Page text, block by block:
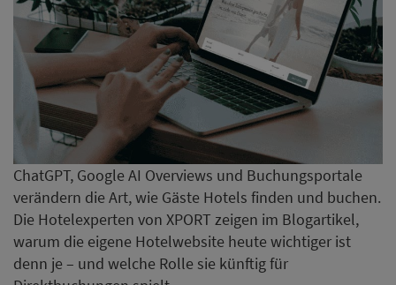
ChatGPT, Google AI Overviews und Buchungsportale
verändern die Art, wie Gäste Hotels finden und buchen.
Die Hotelexperten von XPORT zeigen im Blogartikel,
warum die eigene Hotelwebsite heute wichtiger ist
denn je – und welche Rolle sie künftig für